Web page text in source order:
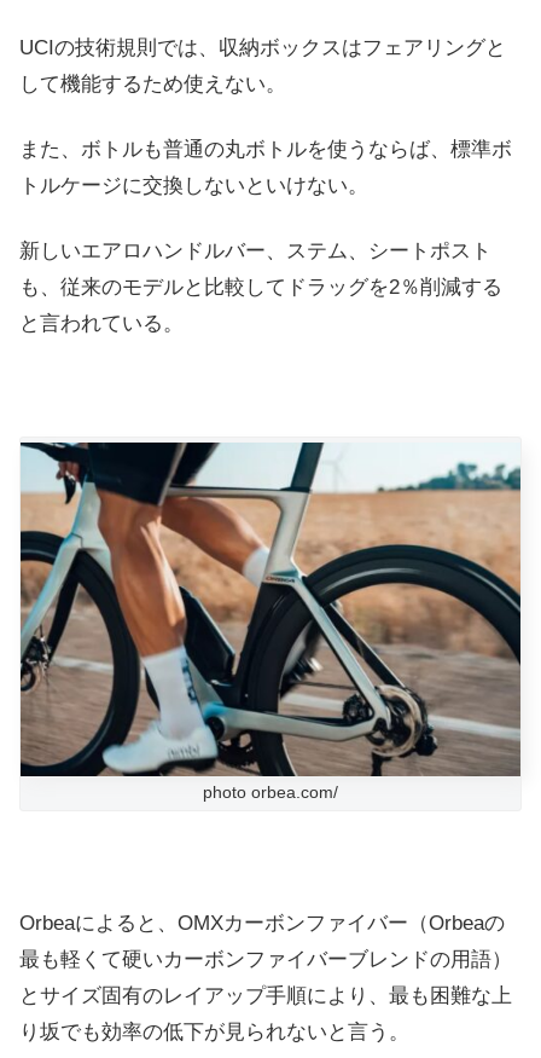
UCIの技術規則では、収納ボックスはフェアリングと
して機能するため使えない。
また、ボトルも普通の丸ボトルを使うならば、標準ボ
トルケージに交換しないといけない。
新しいエアロハンドルバー、ステム、シートポスト
も、従来のモデルと比較してドラッグを2％削減する
と言われている。
photo orbea.com/
Orbeaによると、OMXカーボンファイバー（Orbeaの
最も軽くて硬いカーボンファイバーブレンドの用語）
とサイズ固有のレイアップ手順により、最も困難な上
り坂でも効率の低下が見られないと言う。